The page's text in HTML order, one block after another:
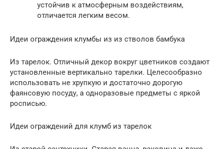
устойчив к атмосферным воздействиям,
отличается легким весом.
Идеи ограждения клумбы из из стволов бамбука
Из тарелок. Отличный декор вокруг цветников создают
установленные вертикально тарелки. Целесообразно
использовать не хрупкую и достаточно дорогую
фаянсовую посуду, а одноразовые предметы с яркой
росписью.
Идеи ограждений для клумб из тарелок